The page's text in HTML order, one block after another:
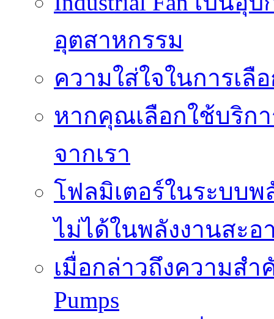
อุตสาหกรรม
ความใส่ใจในการเ
หากคุณเลือกใช้บริก
จากเรา
โฟลมิเตอร์ในระบบ
ไม่ได้ในพลังงานสะอ
เมื่อกล่าวถึงความสำ
Pumps